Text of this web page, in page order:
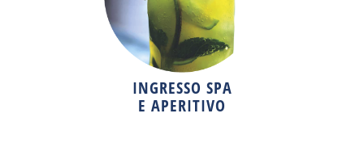
INGRESSO SPA
E APERITIVO